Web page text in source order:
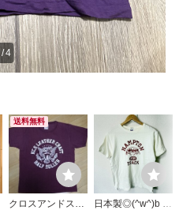
/4
送料無料
クロスアンドステ
日本製◎(^w^)b D